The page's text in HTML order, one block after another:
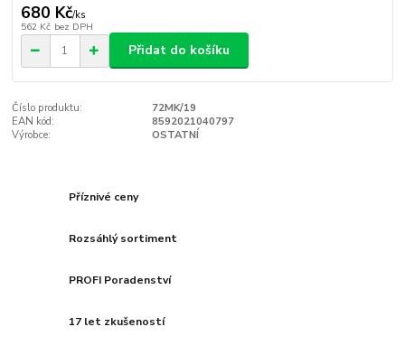
680 Kč/ks
562 Kč bez DPH
Přidat do košíku
Číslo produktu:
72MK/19
EAN kód:
8592021040797
Výrobce:
OSTATNÍ
Příznivé ceny
Rozsáhlý sortiment
PROFI Poradenství
17 let zkušeností